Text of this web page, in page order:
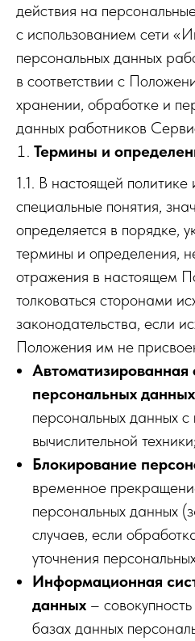
действия на
с использованием сети
персональных данных
в соответствии с
хранении, обработке и
данных работников
Термины и
1.1. В настоящей политике
специальные понятия,
определяется в порядке,
термины и определения,
отражения в настоящем
толковаться сторонами
законодательства, если
Положения им не
Автоматизированная
персональных данных
персональных данных
вычислительной техники;
Блокирование
временное
персональных данных
случаев, если
уточнения
Информационная
данных –
базах данных